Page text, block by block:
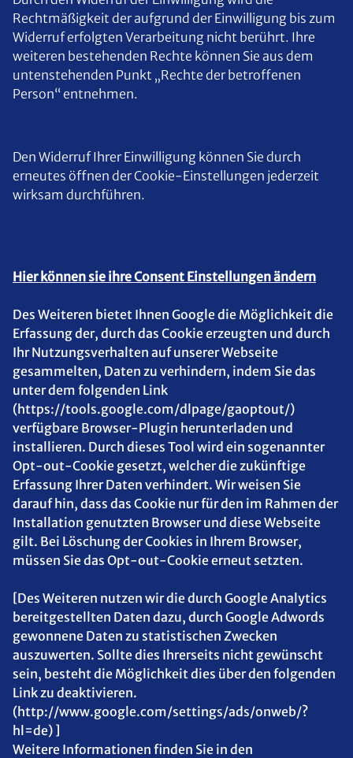
Rechtmäßigkeit der aufgrund der Einwilligung bis zum
Widerruf erfolgten Verarbeitung nicht berührt. Ihre
weiteren bestehenden Rechte können Sie aus dem
untenstehenden Punkt „Rechte der betroffenen
Person“ entnehmen.
Den Widerruf Ihrer Einwilligung können Sie durch
erneutes öffnen der Cookie-Einstellungen jederzeit
wirksam durchführen.
Hier können sie ihre Consent Einstellungen ändern
Des Weiteren bietet Ihnen Google die Möglichkeit die
Erfassung der, durch das Cookie erzeugten und durch
Ihr Nutzungsverhalten auf unserer Webseite
gesammelten, Daten zu verhindern, indem Sie das
unter dem folgenden Link
(https://tools.google.com/dlpage/gaoptout/)
verfügbare Browser-Plugin herunterladen und
installieren. Durch dieses Tool wird ein sogenannter
Opt-out-Cookie gesetzt, welcher die zukünftige
Erfassung Ihrer Daten verhindert. Wir weisen Sie
darauf hin, dass das Cookie nur für den im Rahmen der
Installation genutzten Browser und diese Webseite
gilt. Bei Löschung der Cookies in Ihrem Browser,
müssen Sie das Opt-out-Cookie erneut setzten.
[Des Weiteren nutzen wir die durch Google Analytics
bereitgestellten Daten dazu, durch Google Adwords
gewonnene Daten zu statistischen Zwecken
auszuwerten. Sollte dies Ihrerseits nicht gewünscht
sein, besteht die Möglichkeit dies über den folgenden
Link zu deaktivieren.
(http://www.google.com/settings/ads/onweb/?
hl=de) ]
Weitere Informationen finden Sie in den